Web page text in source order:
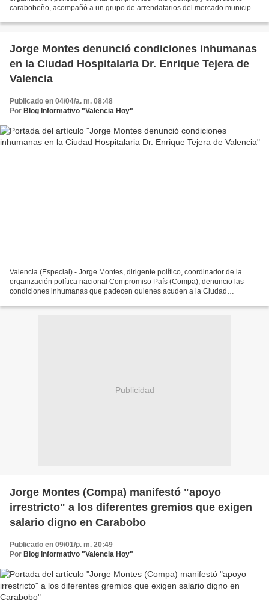
carabobeño, acompañó a un grupo de arrendatarios del mercado municipal
Jorge Montes denunció condiciones inhumanas
en la Ciudad Hospitalaria Dr. Enrique Tejera de
Valencia
Publicado en 04/04/a. m. 08:48
Por Blog Informativo "Valencia Hoy"
Valencia (Especial).- Jorge Montes, dirigente político, coordinador de la
organización política nacional Compromiso País (Compa), denuncio las
condiciones inhumanas que padecen quienes acuden a la Ciudad
Publicidad
Jorge Montes (Compa) manifestó "apoyo
irrestricto" a los diferentes gremios que exigen
salario digno en Carabobo
Publicado en 09/01/p. m. 20:49
Por Blog Informativo "Valencia Hoy"